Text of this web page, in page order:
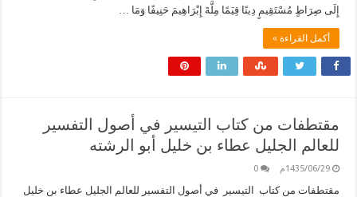
إِلَى صِرَاطٍ مُسْتَقِيمٍ دِينًا قِيَمًا مِلَّةَ إِبْرَاهِيمَ حَنِيفًا وَمَا …
أكمل القراءة »
مقتطفات من كتاب التيسير في أصول التفسير
للعالم الجليل عطاء بن خليل أبو الرشته
1435/06/29م 0
مقتطفات من كتاب التيسير في أصول التفسير للعالم الجليل عطاء بن خليل